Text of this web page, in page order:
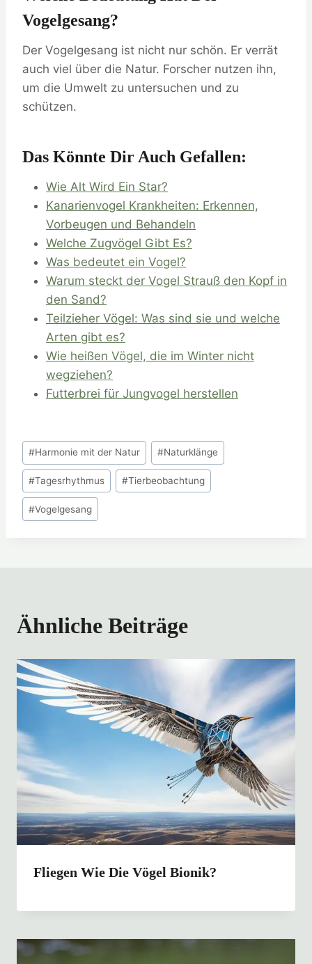
Vogelgesang?
Der Vogelgesang ist nicht nur schön. Er verrät
auch viel über die Natur. Forscher nutzen ihn,
um die Umwelt zu untersuchen und zu
schützen.
Das Könnte Dir Auch Gefallen:
Wie Alt Wird Ein Star?
Kanarienvogel Krankheiten: Erkennen,
Vorbeugen und Behandeln
Welche Zugvögel Gibt Es?
Was bedeutet ein Vogel?
Warum steckt der Vogel Strauß den Kopf in
den Sand?
Teilzieher Vögel: Was sind sie und welche
Arten gibt es?
Wie heißen Vögel, die im Winter nicht
wegziehen?
Futterbrei für Jungvogel herstellen
Schlagworte:
#Harmonie mit der Natur #Naturklänge
#Tagesrhythmus #Tierbeobachtung
#Vogelgesang
Ähnliche Beiträge
Fliegen Wie Die Vögel Bionik?